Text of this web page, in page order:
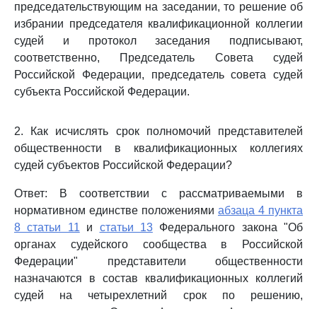
председательствующим на заседании, то решение об
избрании председателя квалификационной коллегии
судей и протокол заседания подписывают,
соответственно, Председатель Совета судей
Российской Федерации, председатель совета судей
субъекта Российской Федерации.
2. Как исчислять срок полномочий представителей
общественности в квалификационных коллегиях
судей субъектов Российской Федерации?
Ответ: В соответствии с рассматриваемыми в
нормативном единстве положениями абзаца 4 пункта
8 статьи 11 и статьи 13Федерального закона "Об
органах судейского сообщества в Российской
Федерации" представители общественности
назначаются в состав квалификационных коллегий
судей на четырехлетний срок по решению,